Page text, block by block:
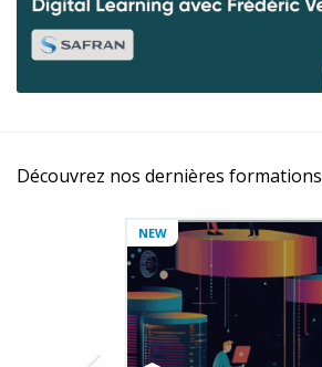
Découvrez nos dernières formations
NEW